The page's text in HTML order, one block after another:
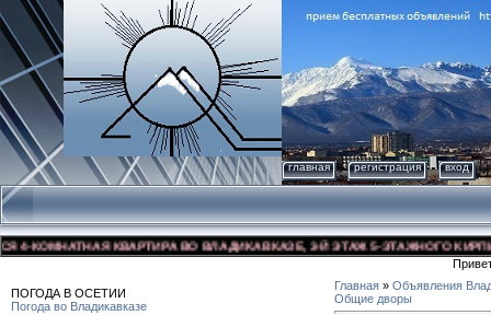
главная регистрация вход
КОМНАТНАЯ КВАРТИРА ВО ВЛАДИКАВКАЗЕ, 3-Й ЭТАЖ 5-ЭТАЖНОГО
ПОГОДА В ОСЕТИИ
Погода во Владикавказе
Главная » Объявления
Общие дворы